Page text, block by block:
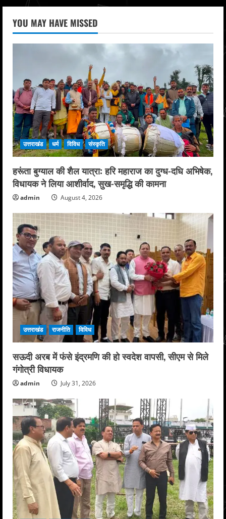
YOU MAY HAVE MISSED
उत्तराखंड धर्म विविध संस्कृति
हरूंता बुग्याल की शैल यात्रा: हरि महाराज का दुग्ध-दधि अभिषेक,
विधायक ने लिया आशीर्वाद, सुख-समृद्धि की कामना
admin August 4, 2026
उत्तराखंड राजनीति विविध
सऊदी अरब में फंसे इंद्रमणि की हो स्वदेश वापसी, सीएम से मिले
गंगोत्री विधायक
admin July 31, 2026